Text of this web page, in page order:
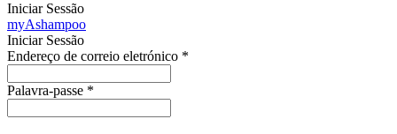
Iniciar Sessão
myAshampoo
Iniciar Sessão
Endereço de correio eletrónico *
Palavra-passe *